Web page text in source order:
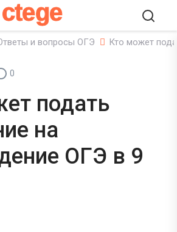
ctege
и вопросы ОГЭ Кто может
0
подать
на
ОГЭ в 9